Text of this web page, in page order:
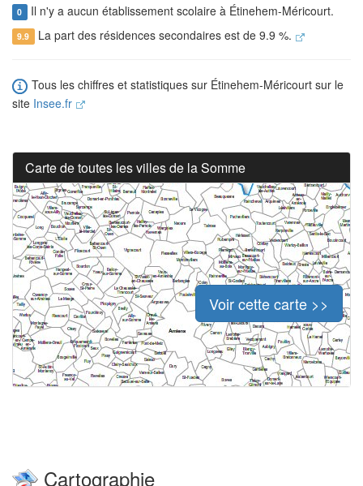
0 Il n'y a aucun établissement scolaire à Étinehem-Méricourt.
9.9 La part des résidences secondaires est de 9.9 %.
Tous les chiffres et statistiques sur Étinehem-Méricourt sur le
site Insee.fr
Carte de toutes les villes de la Somme
Voir cette carte >>
Cartographie